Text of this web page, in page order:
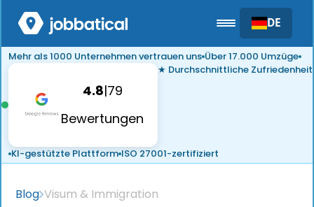
DE
Mehr als 1000 Unternehmen vertrauen uns Über 17.000 Umzüge
4.8|79
Bewertungen
★ Durchschnittliche Zufriedenheit
KI-gestützte Plattform ISO 27001-zertifiziert
Blog Visum & Immigration